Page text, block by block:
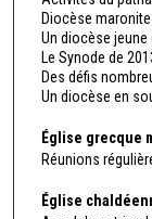
Diocèse
Un diocèse
Le Synode de
Des défis
Un diocèse en
Église grecque
Réunions
Église